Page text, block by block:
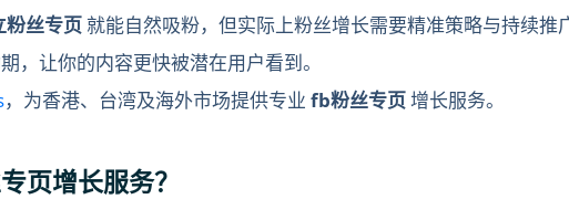
丝专页 就能自然吸粉，但实际上粉丝增长需要精准策略与持续推
，让你的内容更快被潜在用户看到。
，为香港、台湾及海外市场提供专业 fb粉丝专页增长服务。
页增长服务？